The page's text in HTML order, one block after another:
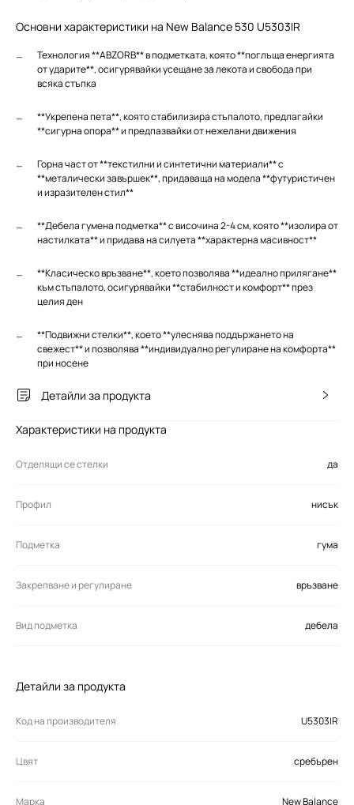
Основни характеристики на New Balance 530 U5303IR
Технология **ABZORB** в подметката, която **поглъща енергията
от ударите**, осигурявайки усещане за лекота и свобода при
всяка стъпка
**Укрепена пета**, която стабилизира стъпалото, предлагайки
**сигурна опора** и предпазвайки от нежелани движения
Горна част от **текстилни и синтетични материали** с
**металически завършек**, придаваща на модела **футуристичен
и изразителен стил**
**Дебела гумена подметка** с височина 2-4 см, която **изолира от
настилката** и придава на силуета **характерна масивност**
**Класическо връзване**, което позволява **идеално прилягане**
към стъпалото, осигурявайки **стабилност и комфорт** през
целия ден
**Подвижни стелки**, което **улеснява поддържането на
свежест** и позволява **индивидуално регулиране на комфорта**
при носене
Детайли за продукта
Характеристики на продукта
Отделящи се стелки да
Профил нисък
Подметка гума
Закрепване и регулиране връзване
Вид подметка дебела
Детайли за продукта
Код на производителя U5303IR
Цвят сребърен
Марка New Balance